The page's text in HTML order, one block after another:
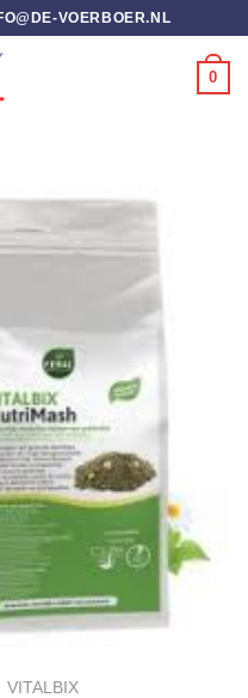
VOERBOER.NL
0
VITALBIX